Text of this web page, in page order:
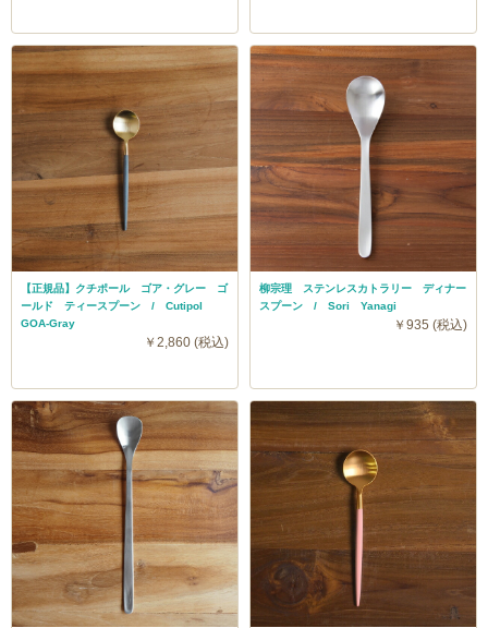
【正規品】クチポール ゴア・グレー ゴ
ールド ティースプーン / Cutipol
GOA-Gray
￥2,860 (税込)
柳宗理 ステンレスカトラリー ディナー
スプーン / Sori Yanagi
￥935 (税込)